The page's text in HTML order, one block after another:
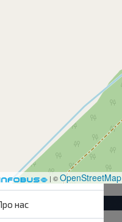
| ©OpenStreetMap
нас